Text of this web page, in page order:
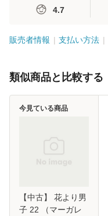
4.7
販売者情報 支払い方法
類似商品と比較する
【中古】 花より男
子 22 （マーガレ
今見ている商品